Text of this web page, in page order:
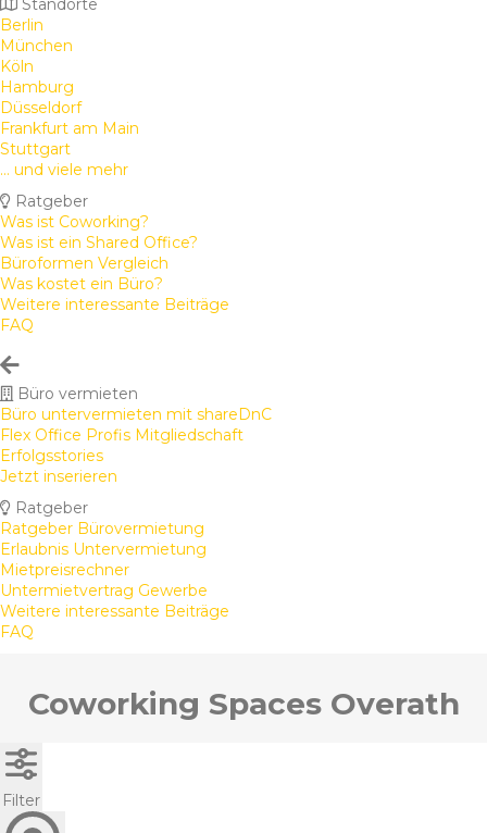
Standorte
Berlin
München
Köln
Hamburg
Düsseldorf
Frankfurt am Main
Stuttgart
... und viele mehr
Ratgeber
Was ist Coworking?
Was ist ein Shared Office?
Büroformen Vergleich
Was kostet ein Büro?
Weitere interessante Beiträge
FAQ
Büro vermieten
Büro untervermieten mit shareDnC
Flex Office Profis Mitgliedschaft
Erfolgsstories
Jetzt inserieren
Ratgeber
Ratgeber Bürovermietung
Erlaubnis Untervermietung
Mietpreisrechner
Untermietvertrag Gewerbe
Weitere interessante Beiträge
FAQ
Coworking Spaces Overath
Filter